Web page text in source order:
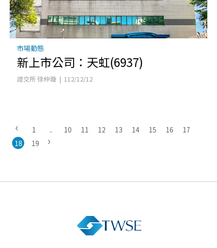
市場動態
新上市公司：天虹(6937)
證交所 徐仲璇 | 112/12/12
1 .. 10 11 12 13 14 15 16
17
18
19